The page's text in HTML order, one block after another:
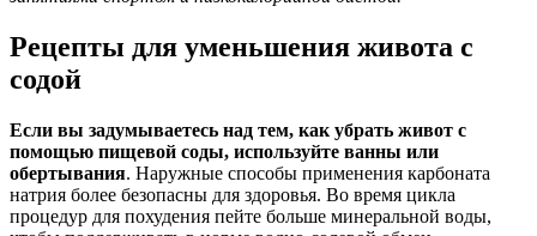
Рецепты для уменьшения живота с
содой
Если вы задумываетесь над тем, как убрать живот с
помощью пищевой соды, используйте ванны или
обертывания. Наружные способы применения карбоната
натрия более безопасны для здоровья. Во время цикла
процедур для похудения пейте больше минеральной воды,